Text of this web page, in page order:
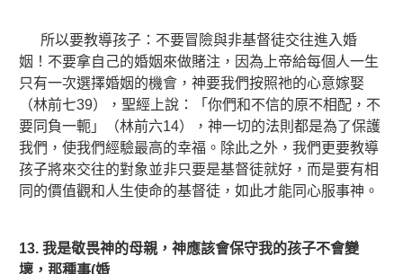
所以要教導孩子：不要冒險與非基督徒交往進入婚
姻！不要拿自己的婚姻來做賭注，因為上帝給每個人一生
只有一次選擇婚姻的機會，神要我們按照祂的心意嫁娶
（林前七39），聖經上說：「你們和不信的原不相配，不
要同負一軛」（林前六14），神一切的法則都是為了保護
我們，使我們經驗最高的幸福。 除此之外，我們更要教導
孩子將來交往的對象並非只要是基督徒就好，而是要有相
同的價值觀和人生使命的基督徒，如此才能同心服事神。
13. 我是敬畏神的母親，神應該會保守我的孩子不會變
壞，那種事(婚